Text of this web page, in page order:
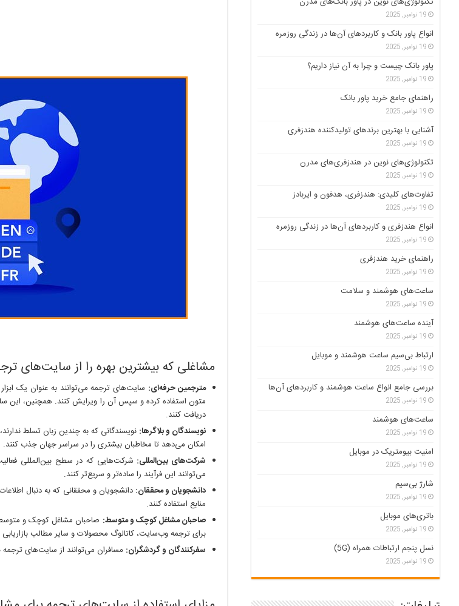
مشاغلی که بیشترین بهره را از سایت‌های
مترجمین حرفه‌ای: سایت‌های ترجمه می‌توانند به عنوان یک
متون استفاده کرده و سپس آن را ویرایش کنند. همچنین، این
دریافت کنند.
نویسندگان و بلاگرها: نویسندگانی که به چندین زبان تسلط
امکان می‌دهد تا مخاطبان بیشتری را در سراسر جهان جذب کنند.
شرکت‌های بین‌المللی: شرکت‌هایی که در سطح بین‌المللی
می‌توانند این فرآیند را ساده‌تر و سریع‌تر کنند.
دانشجویان و محققان: دانشجویان و محققانی که به دنبال
منابع استفاده کنند.
صاحبان مشاغل کوچک و متوسط: صاحبان مشاغل کوچک و متوسط
برای ترجمه وب‌سایت، کاتالوگ محصولات و سایر مطالب بازاریابی
سفرکنندگان و گردشگران: مسافران می‌توانند از سایت‌های ترجمه
19 نوامبر, 2025
انواع پاور بانک و کاربردهای آن‌ها در زندگی روزمره
19 نوامبر, 2025
پاور بانک چیست و چرا به آن نیاز داریم؟
19 نوامبر, 2025
راهنمای جامع خرید پاور بانک
19 نوامبر, 2025
آشنایی با بهترین برندهای تولیدکننده هندزفری
19 نوامبر, 2025
تکنولوژی‌های نوین در هندزفری‌های مدرن
19 نوامبر, 2025
تفاوت‌های کلیدی: هندزفری، هدفون و ایربادز
19 نوامبر, 2025
انواع هندزفری و کاربردهای آن‌ها در زندگی روزمره
19 نوامبر, 2025
راهنمای خرید هندزفری
19 نوامبر, 2025
ساعت‌های هوشمند و سلامت
19 نوامبر, 2025
آینده ساعت‌های هوشمند
19 نوامبر, 2025
ارتباط بی‌سیم ساعت هوشمند و موبایل
19 نوامبر, 2025
بررسی جامع انواع ساعت هوشمند و کاربردهای آن‌ها
19 نوامبر, 2025
ساعت‌های هوشمند
19 نوامبر, 2025
امنیت بیومتریک در موبایل
19 نوامبر, 2025
شارژ بی‌سیم
19 نوامبر, 2025
باتری‌های موبایل
19 نوامبر, 2025
نسل پنجم ارتباطات همراه (5G)
19 نوامبر, 2025